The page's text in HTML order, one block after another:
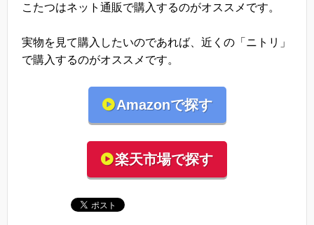
こたつはネット通販で購入するのがオススメです。
実物を見て購入したいのであれば、近くの「ニトリ」
で購入するのがオススメです。
Amazonで探す
楽天市場で探す